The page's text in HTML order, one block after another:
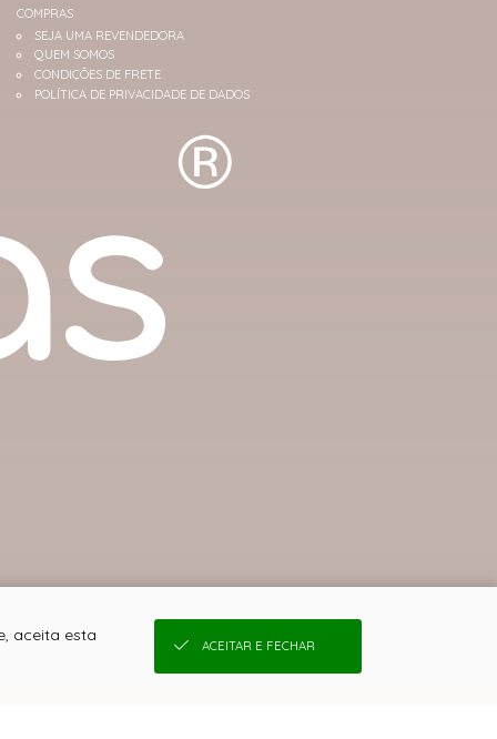
COMPRAS
SEJA UMA REVENDEDORA
QUEM SOMOS
CONDIÇÕES DE FRETE
POLÍTICA DE PRIVACIDADE DE DADOS
aceita esta
ACEITAR E FECHAR